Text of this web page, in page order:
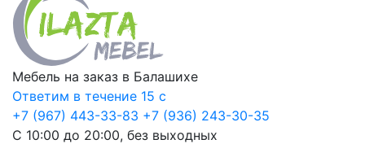
Мебель на заказ в Балашихе
Ответим в течение 15 с
+7 (967) 443-33-83 +7 (936) 243-30-35
С 10:00 до 20:00, без выходных